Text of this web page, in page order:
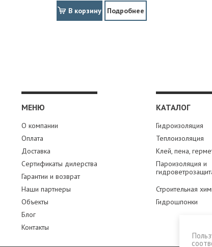
В корзину Подробнее
МЕНЮ
О компании
Оплата
Доставка
Сертификаты дилерства
Гарантии и возврат
Наши партнеры
Объекты
Блог
Контакты
КАТАЛОГ
Гидроизоляция
Теплоизоляция
Клей, пена,
Пароизоляция и
Строительная
Гидрошпонки